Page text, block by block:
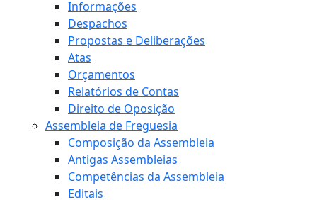
Informações
Despachos
Propostas e Deliberações
Atas
Orçamentos
Relatórios de Contas
Direito de Oposição
Assembleia de Freguesia
Composição da Assembleia
Antigas Assembleias
Competências da Assembleia
Editais